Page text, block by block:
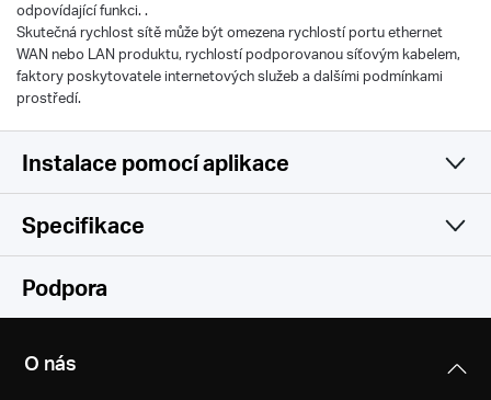
odpovídající funkci. .
Skutečná rychlost sítě může být omezena rychlostí portu ethernet
WAN nebo LAN produktu, rychlostí podporovanou síťovým kabelem,
faktory poskytovatele internetových služeb a dalšími podmínkami
prostředí.
Instalace pomocí aplikace
Jednoduchá a funkční
Specifikace
Wireless
Compatible with 802.11be/ax/ac/a/b/g/n Wi-Fi
Podpora
O nás